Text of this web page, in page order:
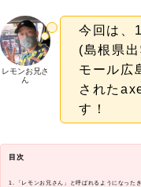
レモンお兄さ
ん
今回は、
(島根県
モール広
された
す！
目次
「レモンお兄さん」と呼ばれるようになった